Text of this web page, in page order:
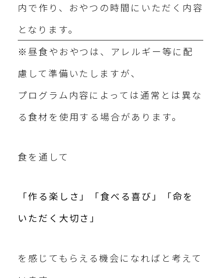
内で作り、おやつの時間にいただく内容
となります。
※昼食やおやつは、アレルギー等に配
慮して準備いたしますが、
プログラム内容によっては通常とは異な
る食材を使用する場合があります。
食を通して
「作る楽しさ」「食べる喜び」「命を
いただく大切さ」
を感じてもらえる機会になればと考えて